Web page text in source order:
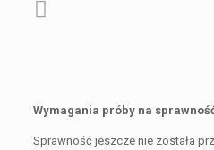
Wymagania próby na
Sprawność jeszcze nie została